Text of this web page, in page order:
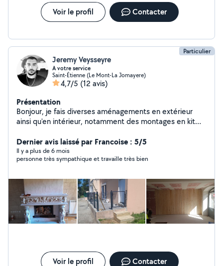
Voir le profil Contacter
Particulier
Jeremy Veysseyre
A votre service
Saint-Étienne (Le Mont-La Jomayere)
4,7/5 (12 avis)
Présentation
Bonjour, je fais diverses aménagements en extérieur
ainsi qu'en intérieur, notamment des montages en kit
travaux en maçonnerie, couverture et menuiserie.
Dernier avis laissé par Francoise : 5/5
Il y a plus de 6 mois
personne très sympathique et travaille très bien
Voir le profil Contacter